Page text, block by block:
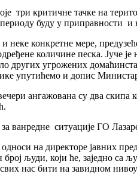
три критичне тачке на
буду у приправности
и неке конкретне мере,
количине песка. Јуче
других угрожених
упутићемо и допис
ангажована су два
ванредне ситуације ГО
односи на директоре јавних
број људи, који ће, заједно
нас бити на завидном